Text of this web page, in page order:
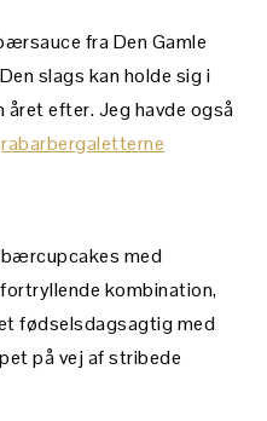
fra Den Gamle
slags kan holde sig i
efter. Jeg havde også
rabarbergaletterne
med
kombination,
fødselsdagsagtig med
på vej af stribede